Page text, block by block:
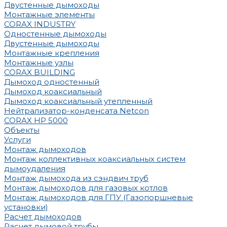
Двустенные дымоходы
Монтажные элементы
CORAX INDUSTRY
Одностенные дымоходы
Двустенные дымоходы
Монтажные крепления
Монтажные узлы
CORAX BUILDING
Дымоход одностенный
Дымоход коаксиальный
Дымоход коаксиальный утепленный
Нейтрализатор-конденсата Netcon
CORAX HP 5000
Объекты
Услуги
Монтаж дымоходов
Монтаж коллективных коаксиальных систем
дымоудаления
Монтаж дымохода из сэндвич труб
Монтаж дымоходов для газовых котлов
Монтаж дымоходов для ГПУ (Газопоршневые
установки)
Расчет дымоходов